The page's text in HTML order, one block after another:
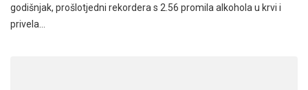
godišnjak, prošlotjedni rekordera s 2.56 promila alkohola u krvi i
privela…